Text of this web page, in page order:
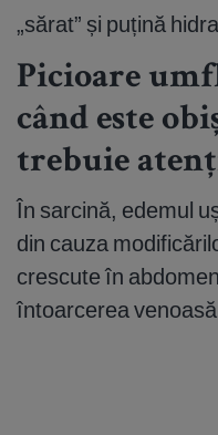
„sărat” și puțină
Picioare
când este
trebuie
În sarcină, edemul
din cauza
crescute în
întoarcerea